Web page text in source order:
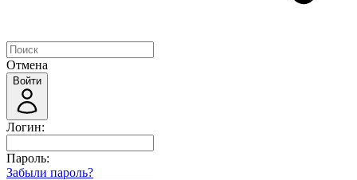
Отмена
Войти
Логин:
Пароль:
Забыли пароль?